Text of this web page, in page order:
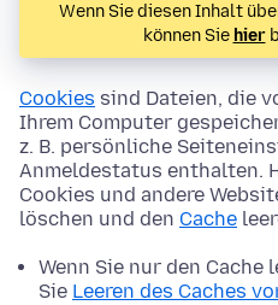
Wenn Sie diesen Inhalt
können Sie hier
Cookies sind Dateien, die
Ihrem Computer
z. B. persönliche
Anmeldestatus enthalten.
Cookies und andere
löschen und den Cache
Wenn Sie nur den Cache
Sie Leeren des Caches